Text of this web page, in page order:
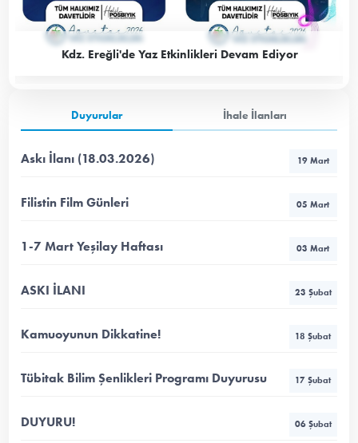
Kdz. Ereğli'de Yaz Etkinlikleri Devam Ediyor
Duyurular İhale İlanları
Askı İlanı (18.03.2026) 19 Mart
Filistin Film Günleri 05 Mart
1-7 Mart Yeşilay Haftası 03 Mart
ASKI İLANI 23 Şubat
Kamuoyunun Dikkatine! 18 Şubat
Tübitak Bilim Şenlikleri Programı Duyurusu 17 Şubat
DUYURU! 06 Şubat